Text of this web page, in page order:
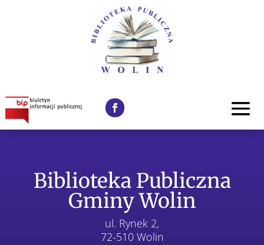
Biblioteka Publiczna
Gminy Wolin
ul. Rynek 2,
72-510 Wolin